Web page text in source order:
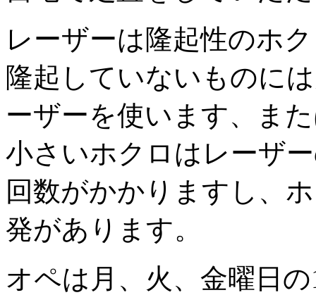
レーザーは隆起性のホ
隆起していないものに
ーザーを使います、ま
小さいホクロはレーザ
回数がかかりますし、
発があります。
オペは月、火、金曜日